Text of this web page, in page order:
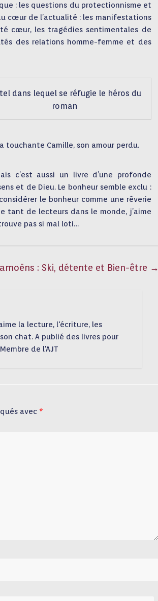
: les questions du protectionnisme et
cœur de l’actualité : les manifestations
cœur, les tragédies sentimentales de
des relations homme-femme et des
dans lequel se réfugie le héros du
roman
Camille, son amour perdu.
c’est aussi un livre d’une profonde
et de Dieu. Le bonheur semble exclu :
le bonheur comme une rêverie
tant de lecteurs dans le monde, j’aime
pas si mal loti…
: Ski, détente et Bien-être →
la lecture, l'écriture, les
chat. A publié des livres pour
de l'AJT
avec *